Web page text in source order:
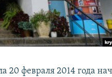
20 февраля 2014 года